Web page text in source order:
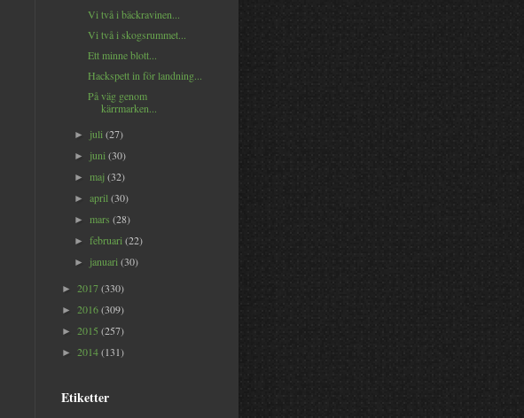
Vi två i bäckravinen...
Vi två i skogsrummet...
Ett minne blott...
Hackspett in för landning...
På väg genom
kärrmarken...
► juli(27)
► juni(30)
►maj(32)
►april(30)
►mars(28)
►februari(22)
► januari(30)
► 2017(330)
► 2016(309)
► 2015 (257)
► 2014(131)
Etiketter